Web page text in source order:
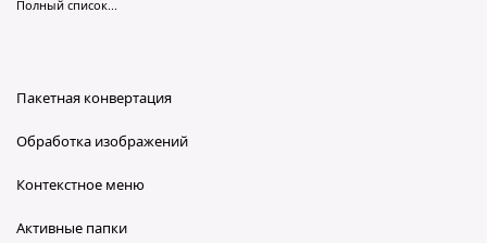
Полный список...
Пакетная конвертация
Обработка изображений
Контекстное меню
Активные папки